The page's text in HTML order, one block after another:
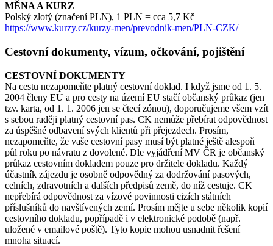
MĚNA A KURZ
Polský zlotý (značení PLN), 1 PLN = cca 5,7 Kč
https://www.kurzy.cz/kurzy-men/prevodnik-men/PLN-CZK/
Cestovní dokumenty, vízum, očkování, pojištění
CESTOVNÍ DOKUMENTY
Na cestu nezapomeňte platný cestovní doklad. I když jsme od 1. 5.
2004 členy EU a pro cesty na území EU stačí občanský průkaz (jen
tzv. karta, od 1. 1. 2006 jen se čtecí zónou), doporučujeme všem vzít
s sebou raději platný cestovní pas. CK nemůže přebírat odpovědnost
za úspěšné odbavení svých klientů při přejezdech. Prosím,
nezapomeňte, že vaše cestovní pasy musí být platné ještě alespoň
půl roku po návratu z dovolené. Dle vyjádření MV ČR je občanský
průkaz cestovním dokladem pouze pro držitele dokladu. Každý
účastník zájezdu je osobně odpovědný za dodržování pasových,
celních, zdravotních a dalších předpisů země, do níž cestuje. CK
nepřebírá odpovědnost za vízové povinnosti cizích státních
příslušníků do navštívených zemí. Prosím mějte u sebe několik kopií
cestovního dokladu, popřípadě i v elektronické podobě (např.
uložené v emailové poště). Tyto kopie mohou usnadnit řešení
mnoha situací.